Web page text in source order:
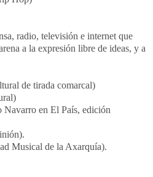
radio, televisión e internet que
a la expresión libre de ideas, y a
de tirada comarcal)
en El País, edición
Musical de la Axarquía).